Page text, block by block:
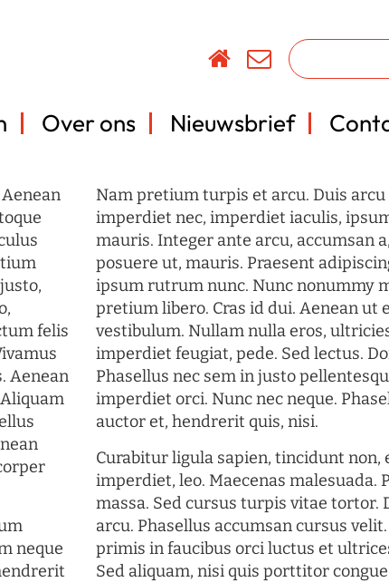
Over ons Nieuwsbrief
felis
Aenean
neque
Nam pretium turpis et arcu. Duis
imperdiet nec, imperdiet iaculis,
mauris. Integer ante arcu, accumsan
posuere ut, mauris. Praesent
ipsum rutrum nunc. Nunc nonummy
pretium libero. Cras id dui. Aenean ut
vestibulum. Nullam nulla eros,
imperdiet feugiat, pede. Sed lectus.
Phasellus nec sem in justo
imperdiet orci. Nunc nec neque.
auctor et, hendrerit quis, nisi.
Curabitur ligula sapien, tincidunt non,
imperdiet, leo. Maecenas malesuada.
massa. Sed cursus turpis vitae tortor.
arcu. Phasellus accumsan cursus
primis in faucibus orci luctus et
Sed aliquam, nisi quis porttitor